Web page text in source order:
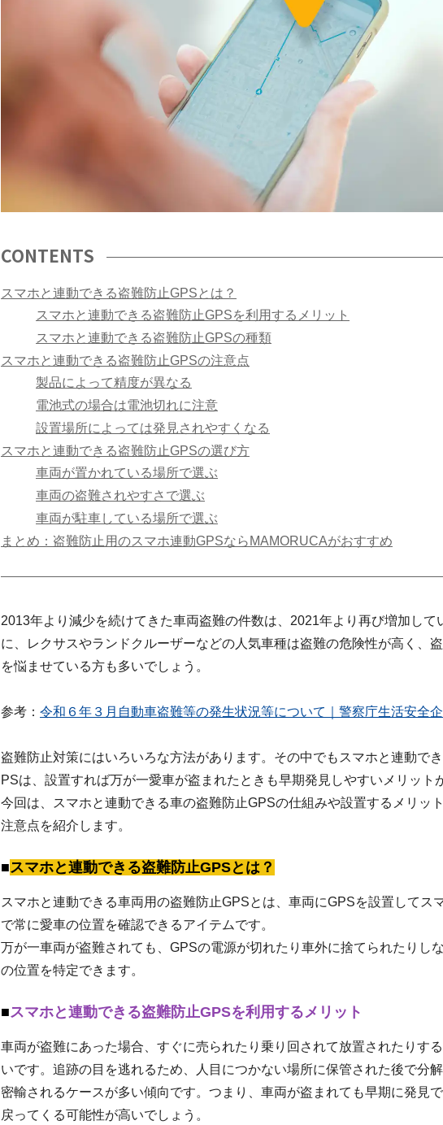
CONTENTS
スマホと連動できる盗難防止GPSとは？
スマホと連動できる盗難防止GPSを利用するメリット
スマホと連動できる盗難防止GPSの種類
スマホと連動できる盗難防止GPSの注意点
製品によって精度が異なる
電池式の場合は電池切れに注意
設置場所によっては発見されやすくなる
スマホと連動できる盗難防止GPSの選び方
車両が置かれている場所で選ぶ
車両の盗難されやすさで選ぶ
車両が駐車している場所で選ぶ
まとめ：盗難防止用のスマホ連動GPSならMAMORUCAがおすすめ
2013年より減少を続けてきた車両盗難の件数は、2021年より再び増加して
に、レクサスやランドクルーザーなどの人気車種は盗難の危険性が高く、
を悩ませている方も多いでしょう。
参考： 令和６年３月自動車盗難等の発生状況等について｜警察庁生活安全
盗難防止対策にはいろいろな方法があります。その中でもスマホと連動で
PSは、設置すれば万が一愛車が盗まれたときも早期発見しやすいメリット
今回は、スマホと連動できる車の盗難防止GPSの仕組みや設置するメリッ
注意点を紹介します。
スマホと連動できる盗難防止GPSとは？
スマホと連動できる車両用の盗難防止GPSとは、車両にGPSを設置してス
で常に愛車の位置を確認できるアイテムです。
万が一車両が盗難されても、GPSの電源が切れたり車外に捨てられたりし
の位置を特定できます。
スマホと連動できる盗難防止GPSを利用するメリット
車両が盗難にあった場合、すぐに売られたり乗り回されて放置されたりす
いです。追跡の目を逃れるため、人目につかない場所に保管された後で分
密輸されるケースが多い傾向です。つまり、車両が盗まれても早期に発見
戻ってくる可能性が高いでしょう。